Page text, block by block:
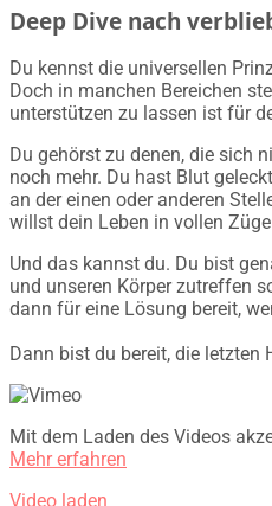
Deep Dive nach
Du kennst die universellen
Doch in manchen Bereichen
unterstützen zu lassen ist für
Du gehörst zu denen, die sich
noch mehr. Du hast Blut
an der einen oder anderen
willst dein Leben in vollen
Und das kannst du. Du bist
und unseren Körper zutreffen
dann für eine Lösung bereit,
Dann bist du bereit, die letzten
Mit dem Laden des Videos
Mehr erfahren
Video laden